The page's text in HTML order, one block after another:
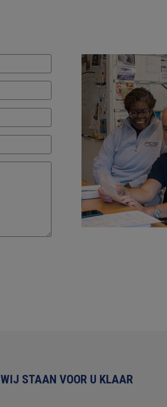
WIJ STAAN VOOR U KLAAR